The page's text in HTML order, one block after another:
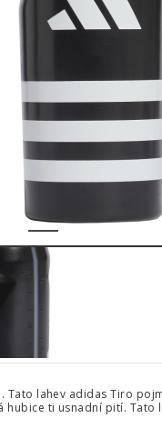
1 2 3
lahev adidas Tiro
ti usnadní pití. Tato